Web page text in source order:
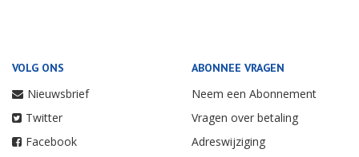
VOLG ONS
Nieuwsbrief
Twitter
Facebook
ABONNEE VRAGEN
Neem een Abonnement
Vragen over betaling
Adreswijziging